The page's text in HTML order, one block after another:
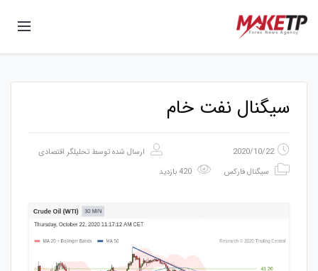
سیگنال نفت خام
2020/10/22 ارسال شده توسط تحلیلگر اقتصادی
سیگنال فارکس